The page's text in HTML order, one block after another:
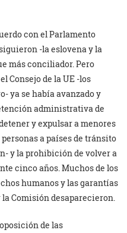
con el Parlamento
-la eslovena y la
más conciliador. Pero
Consejo de la UE -los
ya se había avanzado y
administrativa de
y expulsar a menores
a países de tránsito
y la prohibición de volver a
cinco años. Muchos de los
humanos y las garantías
Comisión desaparecieron.
de las